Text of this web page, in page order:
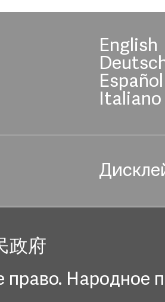
English
Español
Italiano
政府
право. Народное